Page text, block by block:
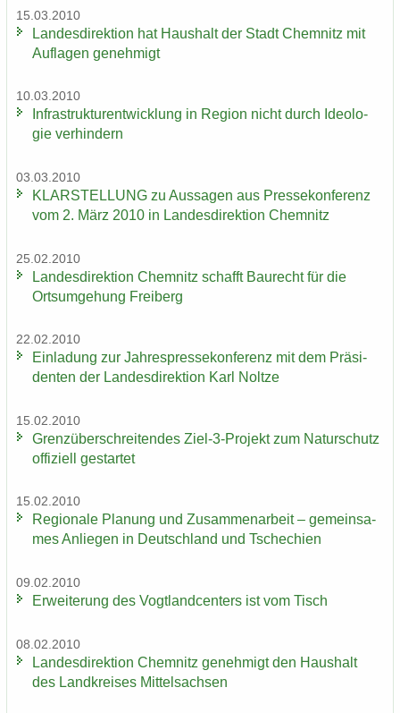
15.03.2010
Lan­des­di­rek­ti­on hat Haus­halt der Stadt Chem­nitz mit
Auf­la­gen ge­neh­migt
10.03.2010
In­fra­struk­tur­ent­wick­lung in Re­gi­on nicht durch Ideo­lo­
gie ver­hin­dern
03.03.2010
KLAR­STEL­LUNG zu Aus­sa­gen aus Pres­se­kon­fe­renz
vom 2. März 2010 in Lan­des­di­rek­ti­on Chem­nitz
25.02.2010
Lan­des­di­rek­ti­on Chem­nitz schafft Bau­recht für die
Orts­um­ge­hung Frei­berg
22.02.2010
Ein­la­dung zur Jah­res­pres­se­kon­fe­renz mit dem Prä­si­
den­ten der Lan­des­di­rek­ti­on Karl Nolt­ze
15.02.2010
Grenz­über­schrei­ten­des Ziel-3-​Projekt zum Na­tur­schutz
of­fi­zi­ell ge­star­tet
15.02.2010
Re­gio­na­le Pla­nung und Zu­sam­men­ar­beit – ge­mein­sa­
mes An­lie­gen in Deutsch­land und Tsche­chi­en
09.02.2010
Er­wei­te­rung des Vogt­land­cen­ters ist vom Tisch
08.02.2010
Lan­des­di­rek­ti­on Chem­nitz ge­neh­migt den Haus­halt
des Land­krei­ses Mit­tel­sach­sen